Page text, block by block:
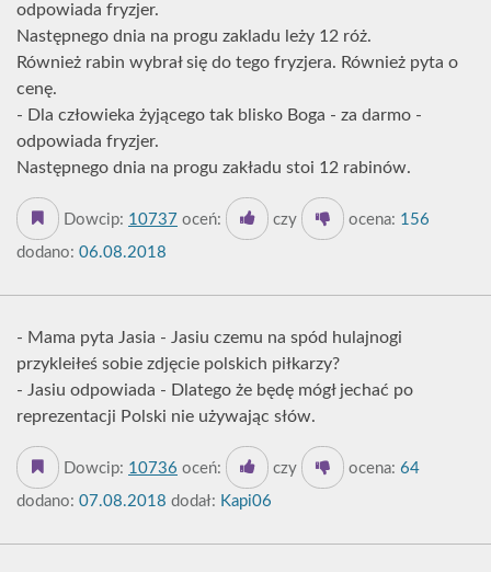
odpowiada fryzjer.
Następnego dnia na progu zakladu leży 12 róż.
Również rabin wybrał się do tego fryzjera. Również pyta o
cenę.
- Dla człowieka żyjącego tak blisko Boga - za darmo -
odpowiada fryzjer.
Następnego dnia na progu zakładu stoi 12 rabinów.
Dowcip: 10737 oceń: czy ocena: 156
dodano: 06.08.2018
- Mama pyta Jasia - Jasiu czemu na spód hulajnogi
przykleiłeś sobie zdjęcie polskich piłkarzy?
- Jasiu odpowiada - Dlatego że będę mógł jechać po
reprezentacji Polski nie używając słów.
Dowcip: 10736 oceń: czy ocena: 64
dodano: 07.08.2018 dodał: Kapi06